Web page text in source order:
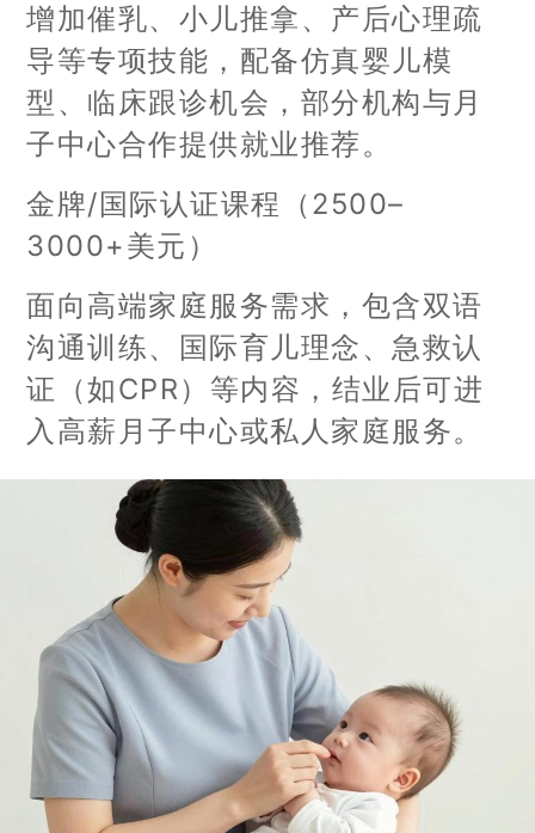
增加催乳、小儿推拿、产后心理疏
导等专项技能，配备仿真婴儿模
型、临床跟诊机会，部分机构与月
子中心合作提供就业推荐。
金牌/国际认证课程（2500–
3000+美元）
面向高端家庭服务需求，包含双语
沟通训练、国际育儿理念、急救认
证（如CPR）等内容，结业后可进
入高薪月子中心或私人家庭服务。